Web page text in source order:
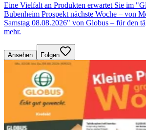
Eine Vielfalt an Produkten erwartet Sie im
Bubenheim Prospekt nächste Woche – von
Samstag 08.08.2026" von Globus – für den
mehr.
Ansehen Folgen